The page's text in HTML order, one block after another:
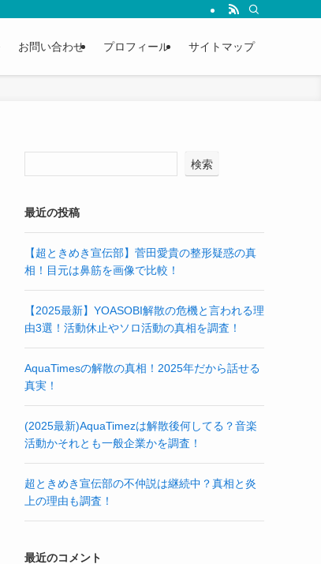
お問い合わせ プロフィール サイトマップ
検索
最近の投稿
【超ときめき宣伝部】菅田愛貴の整形疑惑の真
相！目元は鼻筋を画像で比較！
【2025最新】YOASOBI解散の危機と言われる理
由3選！活動休止やソロ活動の真相を調査！
AquaTimesの解散の真相！2025年だから話せる
真実！
(2025最新)AquaTimezは解散後何してる？音楽
活動かそれとも一般企業かを調査！
超ときめき宣伝部の不仲説は継続中？真相と炎
上の理由も調査！
最近のコメント